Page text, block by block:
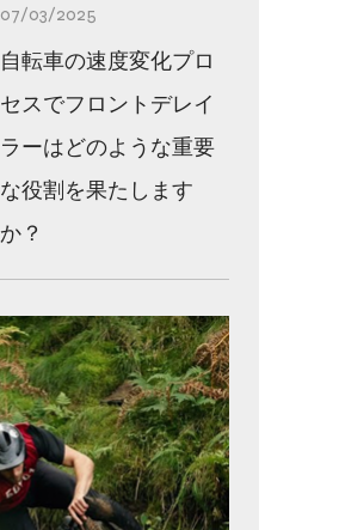
07/03/2025
自転車の速度変化プロ
セスでフロントデレイ
ラーはどのような重要
な役割を果たします
か？